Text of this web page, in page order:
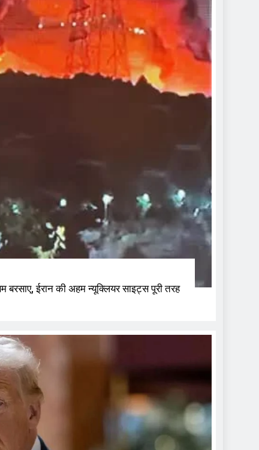
ईरान की अहम न्यूक्लियर साइट्स पूरी तरह